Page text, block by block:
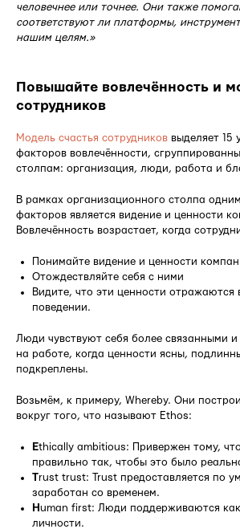
человечнее или точнее. Они также
соответствуют ли платформы,
нашим целям.»
Повышайте вовлечённость и
сотрудников
Модель счастья сотрудников выделяет 15
факторов вовлечённости,
столпам: организация, люди, работа и
В рамках организационного столпа
факторов является видение и ценности
Вовлечённость возрастает, когда
Понимайте видение и ценности
Отождествляйте себя с ними
Видите, что эти ценности отражаются
поведении.
Люди чувствуют себя более связанными
на работе, когда ценности ясны,
подкреплены.
Возьмём, к примеру, Whereby. Они
вокруг того, что называют Ethos:
Ethically ambitious: Привержен тому,
правильно так, чтобы это было
Trust trust: Trust предоставляется по
заработан со временем.
H uman first: Люди поддерживаются
личности.